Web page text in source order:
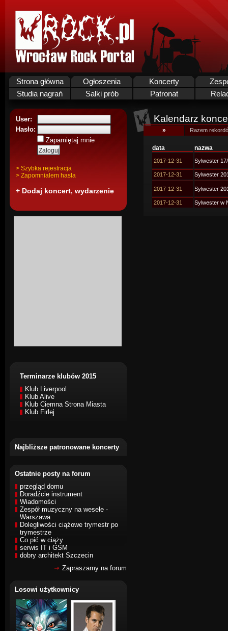
Strona główna Ogłoszenia Koncerty
Studia nagrań
Salki prób Patronat
User:
Hasło:
Zapamiętaj mnie
> Szybka rejestracja
> Zapomnialem hasla
+ Dodaj koncert, wydarzenie
Terminarze klubów 2015
Klub Liverpool
Klub Alive
Klub Ciemna Strona Miasta
Klub Firlej
Najbliższe patronowane koncerty
Ostatnie posty na forum
przegląd domu
Doradźcie instrument
Wiadomości
Zespół muzyczny na wesele -
Warszawa
Dolegliwości ciążowe trymestr po
trymestrze
Co pić w ciąży
serwis IT i GSM
dobry architekt Szczecin
Zapraszamy na forum
Losowi użytkownicy
Kalendarz
» Razem
data nazwa
2017-12-31 Sylwester
2017-12-31 Sylwester
2017-12-31 Sylwester
2017-12-31 Sylwester w